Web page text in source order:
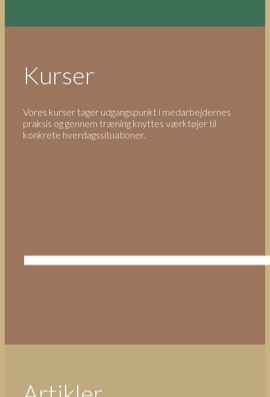
Kurser
Vores kurser tager udgangspunkt i medarbejdernes
praksis og gennem træning knyttes værktøjer til
konkrete hverdagssituationer.